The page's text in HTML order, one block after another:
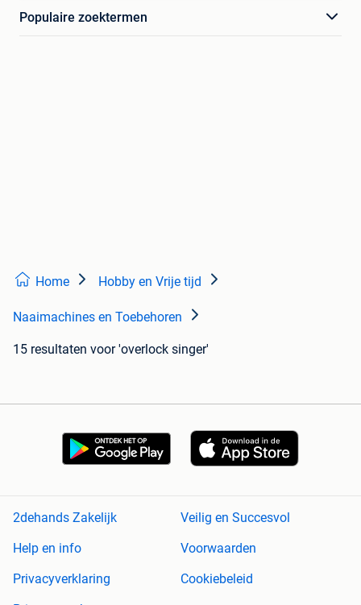
Populaire zoektermen
Home Hobby en Vrije tijd
Naaimachines en Toebehoren
15 resultaten voor 'overlock singer'
2dehands Zakelijk
Veilig en Succesvol
Help en info
Voorwaarden
Privacyverklaring
Cookiebeleid